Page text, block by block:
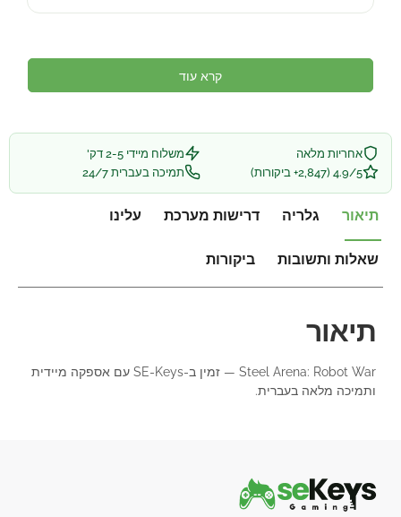
קרא עוד
אחריות מלאה
משלוח מיידי 2-5 דק'
4.9/5 (2,847+ ביקורות)
תמיכה בעברית 24/7
תיאור גלריה דרישות מערכת עלינו
שאלות ותשובות ביקורות
תיאור
Steel Arena: Robot War — זמין ב-SE-Keys עם אספקה מיידית
ותמיכה מלאה בעברית.